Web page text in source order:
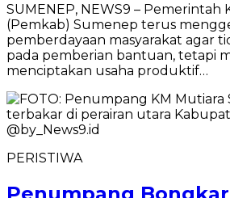
SUMENEP, NEWS9 – Pemerintah
(Pemkab) Sumenep terus
pemberdayaan masyarakat agar
pada pemberian bantuan, tetapi
menciptakan usaha produktif…
PERISTIWA
Penumpang